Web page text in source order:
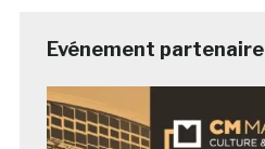
Evénement partenaire